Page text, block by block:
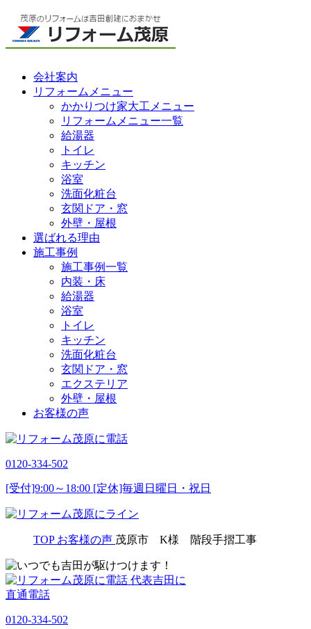
会社案内
リフォームメニュー
かかりつけ家大工メニュー
リフォームメニュー一覧
給湯器
トイレ
キッチン
浴室
洗面化粧台
玄関ドア・窓
外壁・屋根
選ばれる理由
施工事例
施工事例一覧
内装・床
給湯器
浴室
トイレ
キッチン
洗面化粧台
玄関ドア・窓
エクステリア
外壁・屋根
お客様の声
0120-334-502
[受付]9:00～18:00 [定休]毎週日曜日・祝日
TOP お客様の声 茂原市 K様 階段手摺工事
代表吉田に
直通電話
0120-334-502